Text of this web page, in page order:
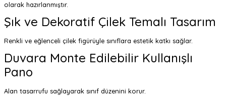
olarak hazırlanmıştır.
Şık ve Dekoratif Çilek Temalı Tasarım
Renkli ve eğlenceli çilek figürüyle sınıflara estetik katkı sağlar.
Duvara Monte Edilebilir Kullanışlı
Pano
Alan tasarrufu sağlayarak sınıf düzenini korur.